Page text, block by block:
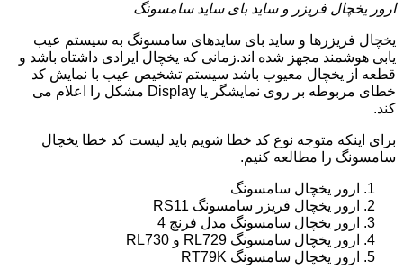
ارور یخچال فریزر و ساید بای ساید سامسونگ
یخچال فریزرها و ساید بای سایدهای سامسونگ به سیستم عیب
یابی هوشمند مجهز شده اند.زمانی که یخچال ایرادی داشتاه باشد و
قطعه از یخچال معیوب باشد سیستم تشخیص عیب با نمایش کد
خطای مربوطه بر روی نمایشگر یا Display مشکل را اعلام می
کند.
برای اینکه متوجه نوع کد خطا شویم باید لیست کد خطا یخچال
سامسونگ را مطالعه کنیم.
ارور یخچال سامسونگ
ارور یخچال فریزر سامسونگ RS11
ارور یخچال سامسونگ مدل فرنچ 4
ارور یخچال سامسونگ RL729 و RL730
ارور یخچال سامسونگ RT79K